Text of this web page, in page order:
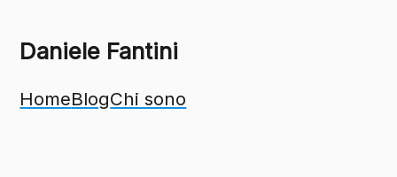
Daniele Fantini
HomeBlogChi sono